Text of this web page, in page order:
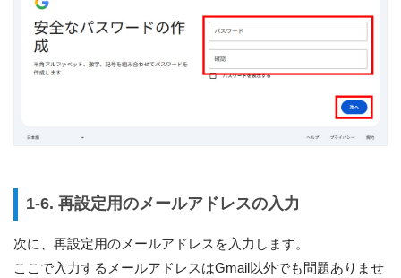
1-6. 再設定用のメールアドレスの入力
次に、再設定用のメールアドレスを入力します。
ここで入力するメールアドレスはGmail以外でも問題ありませ